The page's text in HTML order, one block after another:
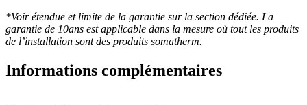
*Voir étendue et limite de la garantie sur la section dédiée. La
garantie de 10ans est applicable dans la mesure où tout les produits
de l’installation sont des produits somatherm.
Informations complémentaires